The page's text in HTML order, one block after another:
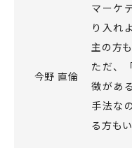
モアフィール
〒420-0858
今野 直倫
マーケ
り入れ
主の方
ただ、
徴があ
手法な
る方も